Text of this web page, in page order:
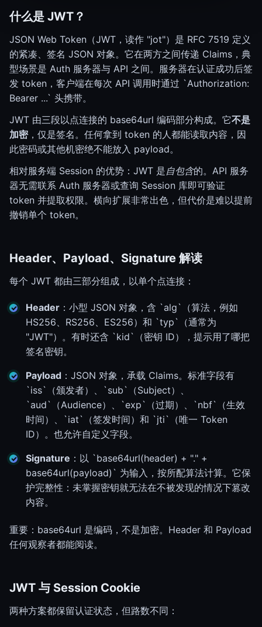
什么是 JWT？
JSON Web Token（JWT，读作 "jot"）是 RFC 7519 定义
的紧凑、签名 JSON 对象。它在两方之间传递 Claims，典
型场景是 Auth 服务器与 API 之间。服务器在认证成功后签
发 token，客户端在每次 API 调用时通过 `Authorization:
Bearer ...` 头携带。
JWT 由三段以点连接的 base64url 编码部分构成。它不是
加密，仅是签名。任何拿到 token 的人都能读取内容，因
此密码或其他机密绝不能放入 payload。
相对服务端 Session 的优势：JWT 是自包含的。API 服务
器无需联系 Auth 服务器或查询 Session 库即可验证
token 并提取权限。横向扩展非常出色，但代价是难以提前
撤销单个 token。
Header、Payload、Signature 解读
每个 JWT 都由三部分组成，以单个点连接：
Header ：小型 JSON 对象，含 `alg`（算法，例如
HS256、RS256、ES256）和 `typ`（通常为
"JWT"）。有时还含 `kid`（密钥 ID），提示用了哪把
签名密钥。
Payload ：JSON 对象，承载 Claims。标准字段有
`iss`（颁发者）、`sub`（Subject）、
`aud`（Audience）、`exp`（过期）、`nbf`（生效
时间）、`iat`（签发时间）和 `jti`（唯一 Token
ID）。也允许自定义字段。
Signature ：以 `base64url(header) + "." +
base64url(payload)` 为输入，按所配算法计算。它保
护完整性：未掌握密钥就无法在不被发现的情况下篡改
内容。
重要：base64url 是编码，不是加密。Header 和 Payload
任何观察者都能阅读。
JWT 与 Session Cookie
两种方案都保留认证状态，但路数不同：